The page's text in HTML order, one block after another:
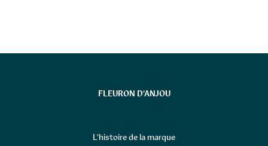
FLEURON D’ANJOU
L’histoire de la marque